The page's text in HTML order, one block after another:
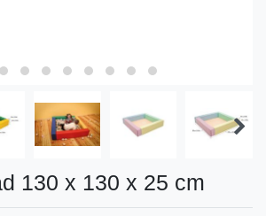
130 x 130 x 25 cm